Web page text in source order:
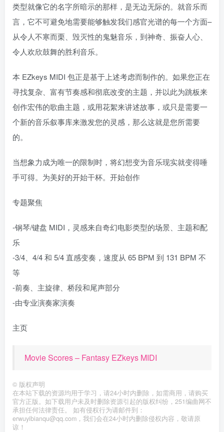
类型就像它的名字所暗示的那样，是无边无际的。就音乐而
言，它不可避免地需要能够触发我们感官光谱的每一个方面–
从令人不寒而栗、毁灭性的鬼魅音乐，到神奇、振奋人心、
令人欢欣鼓舞的胜利音乐。
本 EZkeys MIDI 包正是基于上述考虑而制作的。如果您正在
寻找复杂、富有节奏感和彻底改变的主题，并以此为跳板来
创作宏伟的歌曲主题，或用花絮来讲述故事，或只是需要一
个新的音乐叙事库来激发您的灵感，那么这就是您所需要
的。
当想象力成为唯一的限制时，将幻想变为音乐现实就变得唾
手可得。为美好的开始干杯。开始创作
专题聚焦
-钢琴/键盘 MIDI，灵感来自奇幻电影类型的场景、主题和配
乐
-3/4、4/4 和 5/4 直感变奏，速度从 65 BPM 到 131 BPM 不
等
-前奏、主旋律、桥段和尾声部分
-由专业演奏家演奏
主页
Movie Scores – Fantasy EZkeys MIDI
© 版权声明
在本站下载的资源均用于学习，请24小时内删除，如需商用，请购买
官方正版。如下载用户未及时删除资源引起的版权纠纷，251编曲网不
承担任何法律责任。 如有侵权行为请邮件到：
erwuyibianqu@qq.com，我们会在24小时内删除侵权内容，敬请原
谅！